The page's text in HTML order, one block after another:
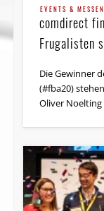
EVENTS & MESSEN
comdirect
Frugalisten
Die Gewinner
(#fba20)
Oliver Noelting